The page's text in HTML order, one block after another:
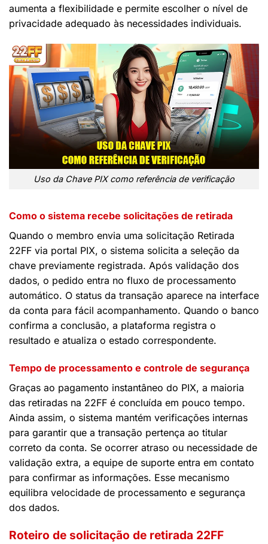
aumenta a flexibilidade e permite escolher o nível de
privacidade adequado às necessidades individuais.
Uso da Chave PIX como referência de verificação
Como o sistema recebe solicitações de retirada
Quando o membro envia uma solicitação Retirada
22FF via portal PIX, o sistema solicita a seleção da
chave previamente registrada. Após validação dos
dados, o pedido entra no fluxo de processamento
automático. O status da transação aparece na interface
da conta para fácil acompanhamento. Quando o banco
confirma a conclusão, a plataforma registra o
resultado e atualiza o estado correspondente.
Tempo de processamento e controle de segurança
Graças ao pagamento instantâneo do PIX, a maioria
das retiradas na 22FF é concluída em pouco tempo.
Ainda assim, o sistema mantém verificações internas
para garantir que a transação pertença ao titular
correto da conta. Se ocorrer atraso ou necessidade de
validação extra, a equipe de suporte entra em contato
para confirmar as informações. Esse mecanismo
equilibra velocidade de processamento e segurança
dos dados.
Roteiro de solicitação de retirada 22FF